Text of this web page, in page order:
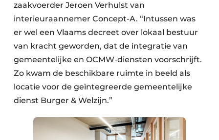
Renovatie
Software
Toegangscontrole
Zonwering
zaakvoerder Jeroen Verhulst van
interieuraannemer Concept-A. “Intussen was
er wel een Vlaams decreet over lokaal bestuur
van kracht geworden, dat de integratie van
gemeentelijke en OCMW-diensten voorschrijft.
Zo kwam de beschikbare ruimte in beeld als
locatie voor de geïntegreerde gemeentelijke
dienst Burger & Welzijn.”